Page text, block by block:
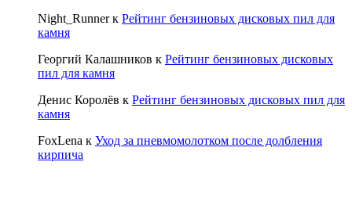
Night_Runnerк Рейтинг бензиновых дисковых пил для
камня
Георгий Калашников к Рейтинг бензиновых дисковых
пил для камня
Денис Королёв к Рейтинг бензиновых дисковых пил для
камня
FoxLena к Уход за пневмомолотком после долбления
кирпича